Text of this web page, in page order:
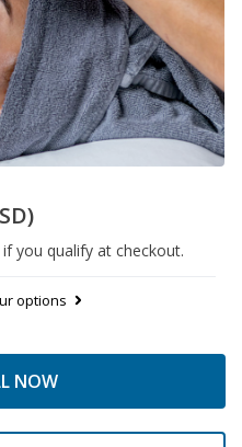
if you qualify at checkout.
options
NOW